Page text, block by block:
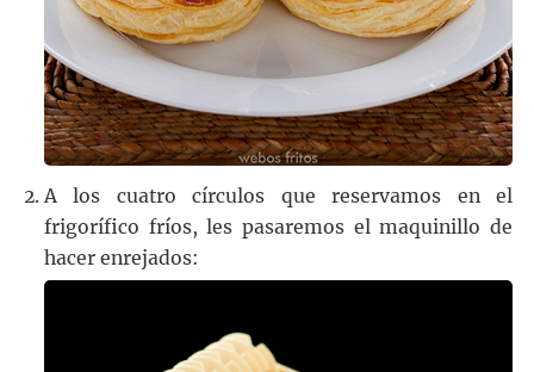
A los cuatro círculos que reservamos en el
frigorífico fríos, les pasaremos el maquinillo de
hacer enrejados: